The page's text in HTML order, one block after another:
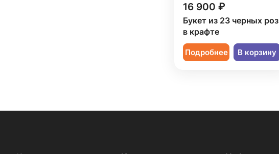
16 900 ₽
Букет из 23 черных роз
в крафте
Подробнее В корзину